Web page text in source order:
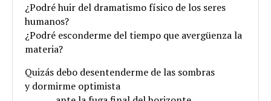
¿Podré huir del dramatismo físico de los seres
humanos?
¿Podré esconderme del tiempo que avergüenza la
materia?
Quizás debo desentenderme de las sombras
y dormirme optimista